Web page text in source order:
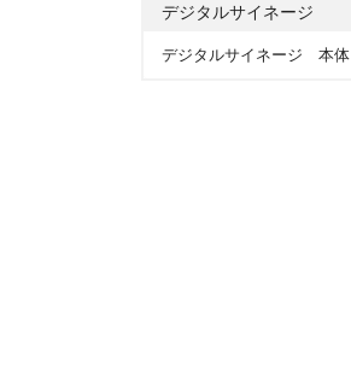
デジタルサイネージ
デジタルサイネージ 本体